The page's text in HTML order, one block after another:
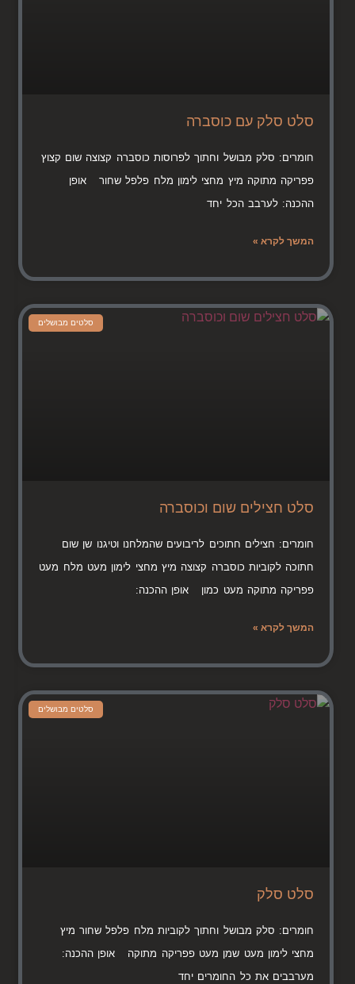
סלט סלק עם כוסברה
חומרים: סלק מבושל וחתוך לפרוסות כוסברה קצוצה שום קצוץ
פפריקה מתוקה מיץ מחצי לימון מלח פלפל שחור אופן
ההכנה: לערבב הכל יחד
המשך לקרא »
סלטים מבושלים
סלט חצילים שום וכוסברה
חומרים: חצילים חתוכים לריבועים שהמלחנו וטיגנו שן שום
חתוכה לקוביות כוסברה קצוצה מיץ מחצי לימון מעט מלח מעט
פפריקה מתוקה מעט כמון אופן ההכנה:
המשך לקרא »
סלטים מבושלים
סלט סלק
חומרים: סלק מבושל וחתוך לקוביות מלח פלפל שחור מיץ
מחצי לימון מעט שמן מעט פפריקה מתוקה אופן ההכנה:
מערבבים את כל החומרים יחד